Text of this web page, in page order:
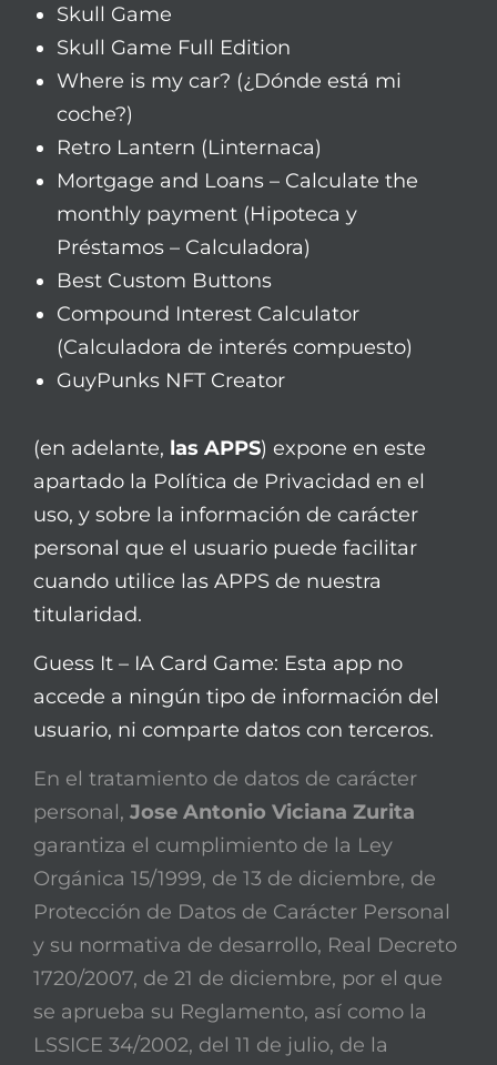
Skull Game
Skull Game Full Edition
Where is my car? (¿Dónde está mi
coche?)
Retro Lantern (Linternaca)
Mortgage and Loans – Calculate the
monthly payment (Hipoteca y
Préstamos – Calculadora)
Best Custom Buttons
Compound Interest Calculator
(Calculadora de interés compuesto)
GuyPunks NFT Creator
(en adelante, las APPS) expone en este
apartado la Política de Privacidad en el
uso, y sobre la información de carácter
personal que el usuario puede facilitar
cuando utilice las APPS de nuestra
titularidad.
Guess It – IA Card Game: Esta app no
accede a ningún tipo de información del
usuario, ni comparte datos con terceros.
En el tratamiento de datos de carácter
personal, Jose Antonio Viciana Zurita
garantiza el cumplimiento de la Ley
Orgánica 15/1999, de 13 de diciembre, de
Protección de Datos de Carácter Personal
y su normativa de desarrollo, Real Decreto
1720/2007, de 21 de diciembre, por el que
se aprueba su Reglamento, así como la
LSSICE 34/2002, del 11 de julio, de la